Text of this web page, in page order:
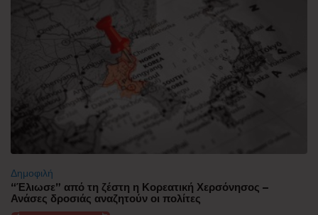
Δημοφιλή
“Έλιωσε” από τη ζέστη η Κορεατική Χερσόνησος –
Ανάσες δροσιάς αναζητούν οι πολίτες